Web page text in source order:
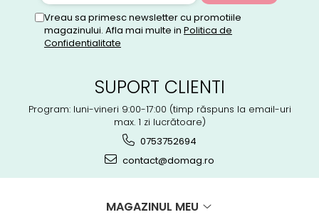
Vreau sa primesc newsletter cu promotiile
magazinului. Afla mai multe in Politica de
Confidentialitate
SUPORT CLIENTI
Program: luni-vineri 9:00-17:00 (timp răspuns la email-uri
max. 1 zi lucrătoare)
0753752694
contact@domag.ro
MAGAZINUL MEU